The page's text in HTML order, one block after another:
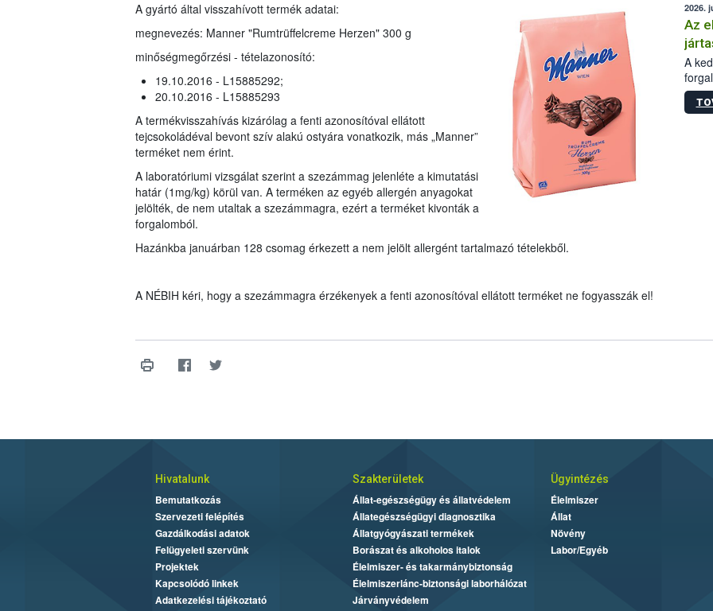
A gyártó által visszahívott termék adatai:
megnevezés: Manner "Rumtrüffelcreme Herzen" 300 g
minőségmegőrzési - tételazonosító:
19.10.2016 - L15885292;
20.10.2016 - L15885293
A termékvisszahívás kizárólag a fenti azonosítóval ellátott
tejcsokoládéval bevont szív alakú ostyára vonatkozik, más „Manner”
terméket nem érint.
A laboratóriumi vizsgálat szerint a szezámmag jelenléte a kimutatási
határ (1mg/kg) körül van. A terméken az egyéb allergén anyagokat
jelölték, de nem utaltak a szezámmagra, ezért a terméket kivonták a
forgalomból.
Hazánkba januárban 128 csomag érkezett a nem jelölt allergént tartalmazó tételekből.
A NÉBIH kéri, hogy a szezámmagra érzékenyek a fenti azonosítóval ellátott terméket ne fogyasszák el!
2026.
Az
A
Hivatalunk
Bemutatkozás
Szervezeti felépítés
Gazdálkodási adatok
Felügyeleti szervünk
Projektek
Kapcsolódó linkek
Adatkezelési tájékoztató
Szakterületek
Állat-egészségügy és állatvédelem
Állategészségügyi diagnosztika
Állatgyógyászati termékek
Borászat és alkoholos italok
Élelmiszer- és takarmánybiztonság
Élelmiszerlánc-biztonsági laborhálózat
Járványvédelem
Ügyintézés
Élelmiszer
Állat
Növény
Labor/Egyéb